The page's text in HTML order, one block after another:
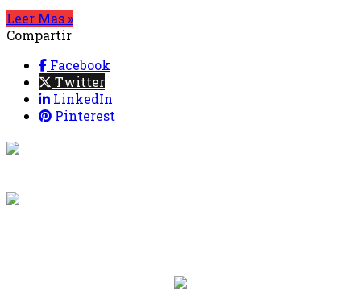
Leer Mas »
Compartir
Facebook
Twitter
LinkedIn
Pinterest